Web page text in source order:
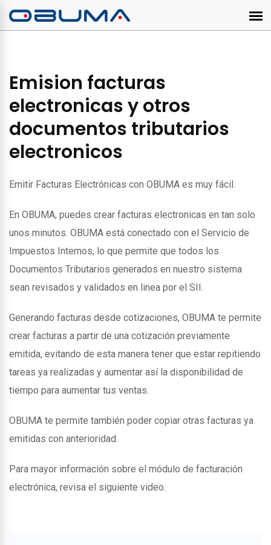
Emision facturas
electronicas y otros
documentos tributarios
electronicos
Emitir Facturas Electrónicas con OBUMA es muy fácil.
En OBUMA, puedes crear facturas electronicas en tan solo
unos minutos. OBUMA está conectado con el Servicio de
Impuestos Internos, lo que permite que todos los
Documentos Tributarios generados en nuestro sistema
sean revisados y validados en linea por el SII.
Generando facturas desde cotizaciones, OBUMA te permite
crear facturas a partir de una cotización previamente
emitida, evitando de esta manera tener que estar repitiendo
tareas ya realizadas y aumentar así la disponibilidad de
tiempo para aumentar tus ventas.
OBUMA te permite también poder copiar otras facturas ya
emitidas con anterioridad.
Para mayor información sobre el módulo de facturación
electrónica, revisa el siguiente video.